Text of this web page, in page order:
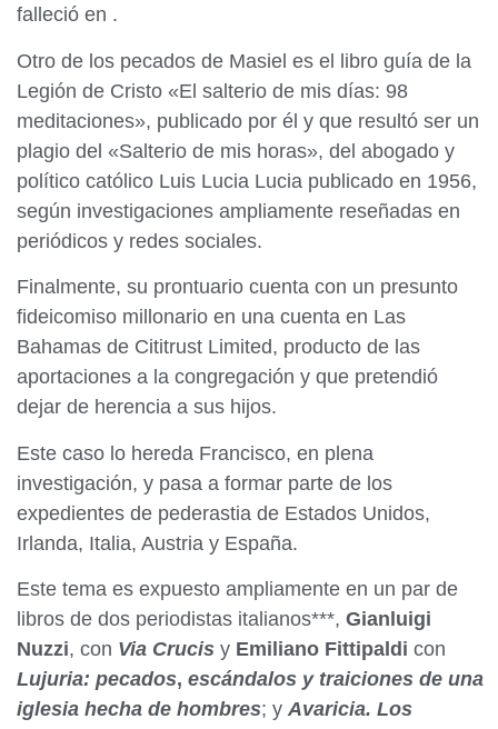
falleció en .
Otro de los pecados de Masiel es el libro guía de la
Legión de Cristo «El salterio de mis días: 98
meditaciones», publicado por él y que resultó ser un
plagio del «Salterio de mis horas», del abogado y
político católico Luis Lucia Lucia publicado en 1956,
según investigaciones ampliamente reseñadas en
periódicos y redes sociales.
Finalmente, su prontuario cuenta con un presunto
fideicomiso millonario en una cuenta en Las
Bahamas de Cititrust Limited, producto de las
aportaciones a la congregación y que pretendió
dejar de herencia a sus hijos.
Este caso lo hereda Francisco, en plena
investigación, y pasa a formar parte de los
expedientes de pederastia de Estados Unidos,
Irlanda, Italia, Austria y España.
Este tema es expuesto ampliamente en un par de
libros de dos periodistas italianos***, Gianluigi
Nuzzi, con Via Crucis y Emiliano Fittipaldi con
Lujuria: pecados, escándalos y traiciones de una
iglesia hecha de hombres; y Avaricia. Los